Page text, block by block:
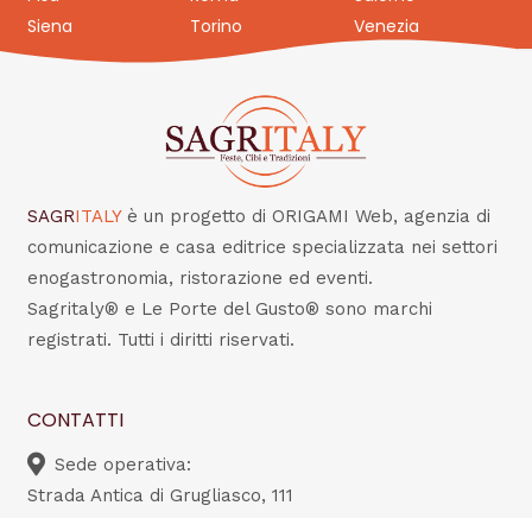
Siena
Torino Venezia
SAGRITALY è un progetto di ORIGAMI Web, agenzia di
comunicazione e casa editrice specializzata nei settori
enogastronomia, ristorazione ed eventi.
Sagritaly® e Le Porte del Gusto® sono marchi
registrati. Tutti i diritti riservati.
CONTATTI
Sede operativa:
Strada Antica di Grugliasco, 111